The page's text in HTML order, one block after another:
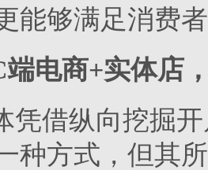
能够满足消费
端电商+实体店
凭借纵向挖掘
种方式，但其